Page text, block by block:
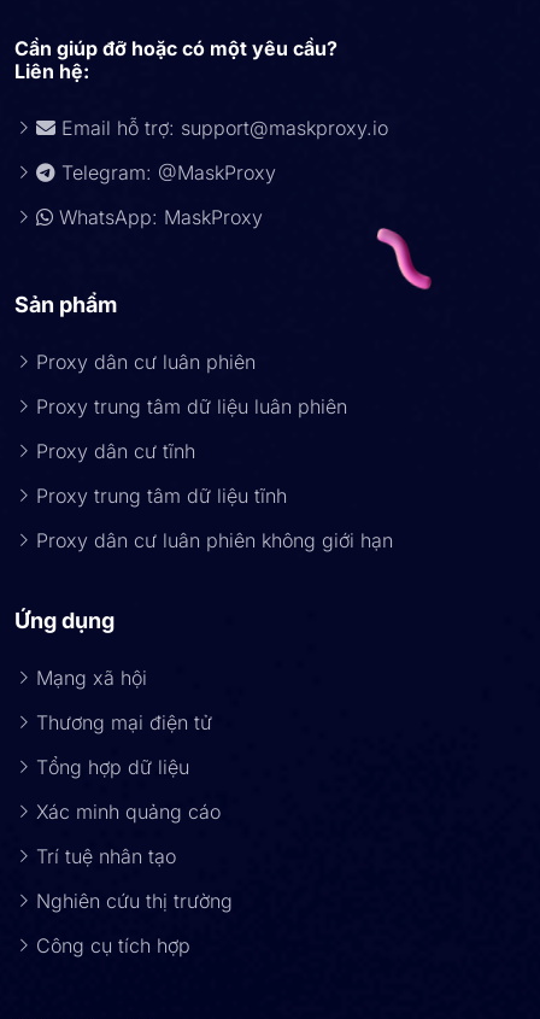
Cần giúp đỡ hoặc có một yêu cầu?
Liên hệ:
Email hỗ trợ: support@maskproxy.io
Telegram: @MaskProxy
WhatsApp: MaskProxy
Sản phẩm
Proxy dân cư luân phiên
Proxy trung tâm dữ liệu luân phiên
Proxy dân cư tĩnh
Proxy trung tâm dữ liệu tĩnh
Proxy dân cư luân phiên không giới hạn
Ứng dụng
Mạng xã hội
Thương mại điện tử
Tổng hợp dữ liệu
Xác minh quảng cáo
Trí tuệ nhân tạo
Nghiên cứu thị trường
Công cụ tích hợp